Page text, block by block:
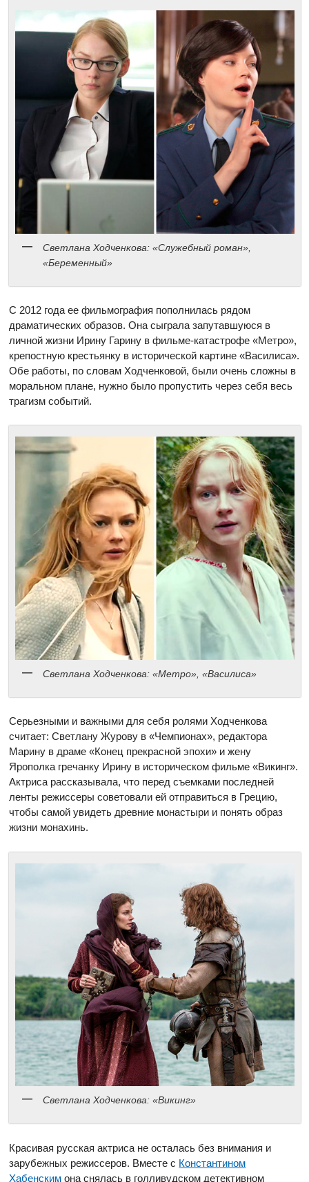
Светлана Ходченкова: «Служебный роман»,
«Беременный»
С 2012 года ее фильмография пополнилась рядом
драматических образов. Она сыграла запутавшуюся в
личной жизни Ирину Гарину в фильме-катастрофе «Метро»,
крепостную крестьянку в исторической картине «Василиса».
Обе работы, по словам Ходченковой, были очень сложны в
моральном плане, нужно было пропустить через себя весь
трагизм событий.
Светлана Ходченкова: «Метро», «Василиса»
Серьезными и важными для себя ролями Ходченкова
считает: Светлану Журову в «Чемпионах», редактора
Марину в драме «Конец прекрасной эпохи» и жену
Ярополка гречанку Ирину в историческом фильме «Викинг».
Актриса рассказывала, что перед съемками последней
ленты режиссеры советовали ей отправиться в Грецию,
чтобы самой увидеть древние монастыри и понять образ
жизни монахинь.
Светлана Ходченкова: «Викинг»
Красивая русская актриса не осталась без внимания и
зарубежных режиссеров. Вместе с Константином
Хабенским она снялась в голливудском детективном